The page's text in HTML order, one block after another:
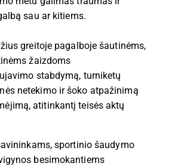
sau ar kitiems.
greitoje pagalboje šautinėms,
žaizdoms
stabdymą, turniketų
netekimo ir šoko atpažinimą
atitinkantį teisės aktų
sportinio šaudymo
besimokantiems